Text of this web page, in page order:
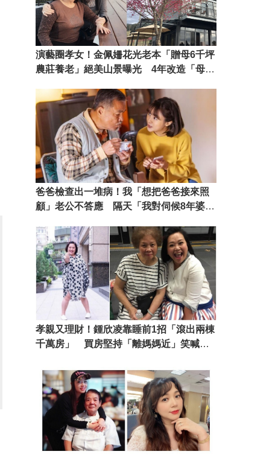
演藝圈孝女！金佩姍花光老本「贈母6千坪
農莊養老」絕美山景曝光 4年改造「母女
爸爸檢查出一堆病！我「想把爸爸接來照
顧」老公不答應 隔天「我對伺候8年婆婆
孝親又理財！鍾欣凌靠睡前1招「滾出兩棟
千萬房」 買房堅持「離媽媽近」笑喊：